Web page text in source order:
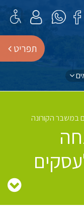
תפריט
במשבר הקורונה